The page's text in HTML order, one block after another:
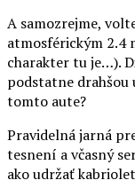
A samozrejme,
atmosférickým 2.4
charakter tu je…).
podstatne drahšou
tomto aute?
Pravidelná jarná
tesnení a včasný
ako udržať